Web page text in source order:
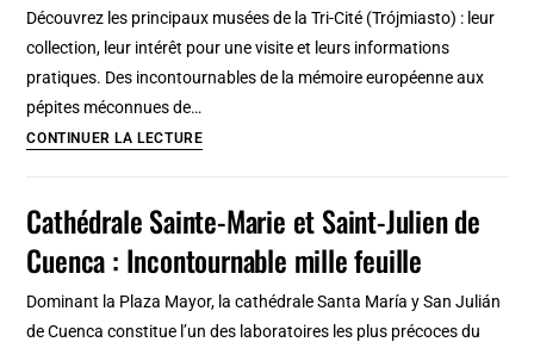
Découvrez les principaux musées de la Tri-Cité (Trójmiasto) : leur
collection, leur intérêt pour une visite et leurs informations
pratiques. Des incontournables de la mémoire européenne aux
pépites méconnues de…
CONTINUER LA LECTUREMusées
Sopot
et
Cathédrale Sainte-Marie et Saint-Julien de
Cuenca : Incontournable mille feuille
Dominant la Plaza Mayor, la cathédrale Santa María y San Julián
de Cuenca constitue l’un des laboratoires les plus précoces du